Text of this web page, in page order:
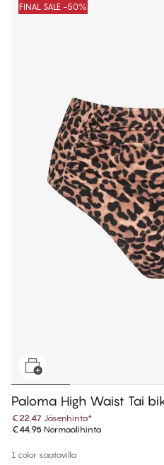
FINAL SALE -50%
Paloma High Waist Tai
€22.47 Jäsenhinta*
€44.95 Normaalihinta
1 color saatavilla